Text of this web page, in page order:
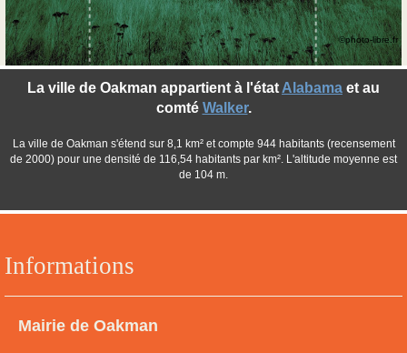
Informations
Mairie de Oakman
La ville de Oakman appartient à l'état Alabama et au
comté Walker.
La ville de Oakman s'étend sur 8,1 km² et compte 944 habitants (recensement
de 2000) pour une densité de 116,54 habitants par km². L'altitude moyenne est
de 104 m.
©photo-libre.fr